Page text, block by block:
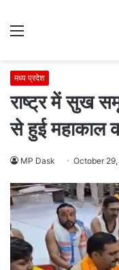
Menu
मध्य प्रदेश
राष्ट्र में सुख
से हुई महाकाल
MP Dask October